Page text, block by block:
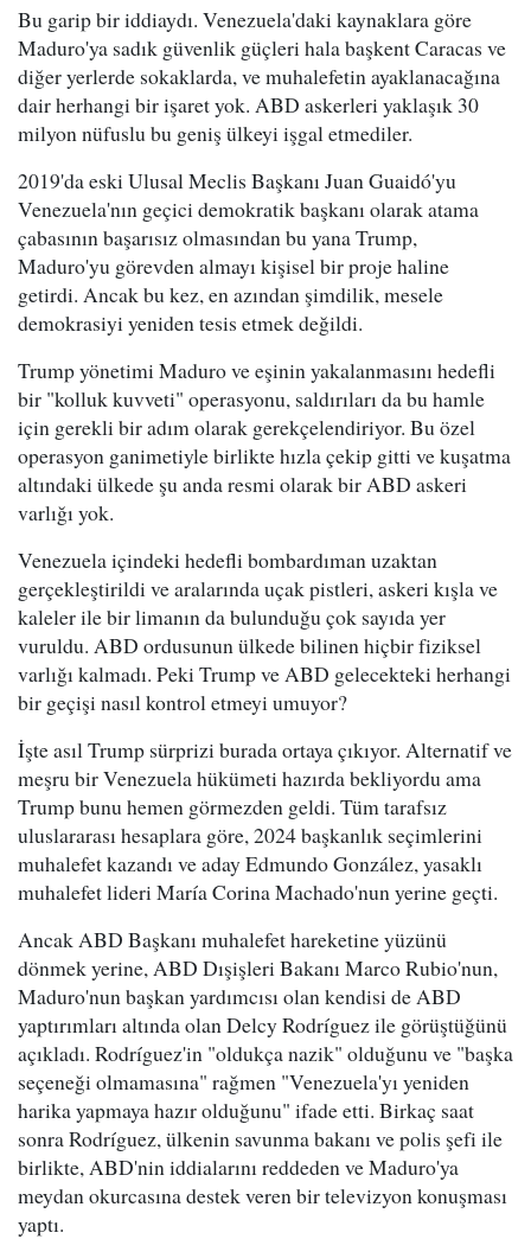
Bu garip bir iddiaydı. Venezuela'daki kaynaklara göre
Maduro'ya sadık güvenlik güçleri hala başkent Caracas ve
diğer yerlerde sokaklarda, ve muhalefetin ayaklanacağına
dair herhangi bir işaret yok. ABD askerleri yaklaşık 30
milyon nüfuslu bu geniş ülkeyi işgal etmediler.
2019'da eski Ulusal Meclis Başkanı Juan Guaidó'yu
Venezuela'nın geçici demokratik başkanı olarak atama
çabasının başarısız olmasından bu yana Trump,
Maduro'yu görevden almayı kişisel bir proje haline
getirdi. Ancak bu kez, en azından şimdilik, mesele
demokrasiyi yeniden tesis etmek değildi.
Trump yönetimi Maduro ve eşinin yakalanmasını hedefli
bir "kolluk kuvveti" operasyonu, saldırıları da bu hamle
için gerekli bir adım olarak gerekçelendiriyor. Bu özel
operasyon ganimetiyle birlikte hızla çekip gitti ve kuşatma
altındaki ülkede şu anda resmi olarak bir ABD askeri
varlığı yok.
Venezuela içindeki hedefli bombardıman uzaktan
gerçekleştirildi ve aralarında uçak pistleri, askeri kışla ve
kaleler ile bir limanın da bulunduğu çok sayıda yer
vuruldu. ABD ordusunun ülkede bilinen hiçbir fiziksel
varlığı kalmadı. Peki Trump ve ABD gelecekteki herhangi
bir geçişi nasıl kontrol etmeyi umuyor?
İşte asıl Trump sürprizi burada ortaya çıkıyor. Alternatif ve
meşru bir Venezuela hükümeti hazırda bekliyordu ama
Trump bunu hemen görmezden geldi. Tüm tarafsız
uluslararası hesaplara göre, 2024 başkanlık seçimlerini
muhalefet kazandı ve aday Edmundo González, yasaklı
muhalefet lideri María Corina Machado'nun yerine geçti.
Ancak ABD Başkanı muhalefet hareketine yüzünü
dönmek yerine, ABD Dışişleri Bakanı Marco Rubio'nun,
Maduro'nun başkan yardımcısı olan kendisi de ABD
yaptırımları altında olan Delcy Rodríguez ile görüştüğünü
açıkladı. Rodríguez'in "oldukça nazik" olduğunu ve "başka
seçeneği olmamasına" rağmen "Venezuela'yı yeniden
harika yapmaya hazır olduğunu" ifade etti. Birkaç saat
sonra Rodríguez, ülkenin savunma bakanı ve polis şefi ile
birlikte, ABD'nin iddialarını reddeden ve Maduro'ya
meydan okurcasına destek veren bir televizyon konuşması
yaptı.